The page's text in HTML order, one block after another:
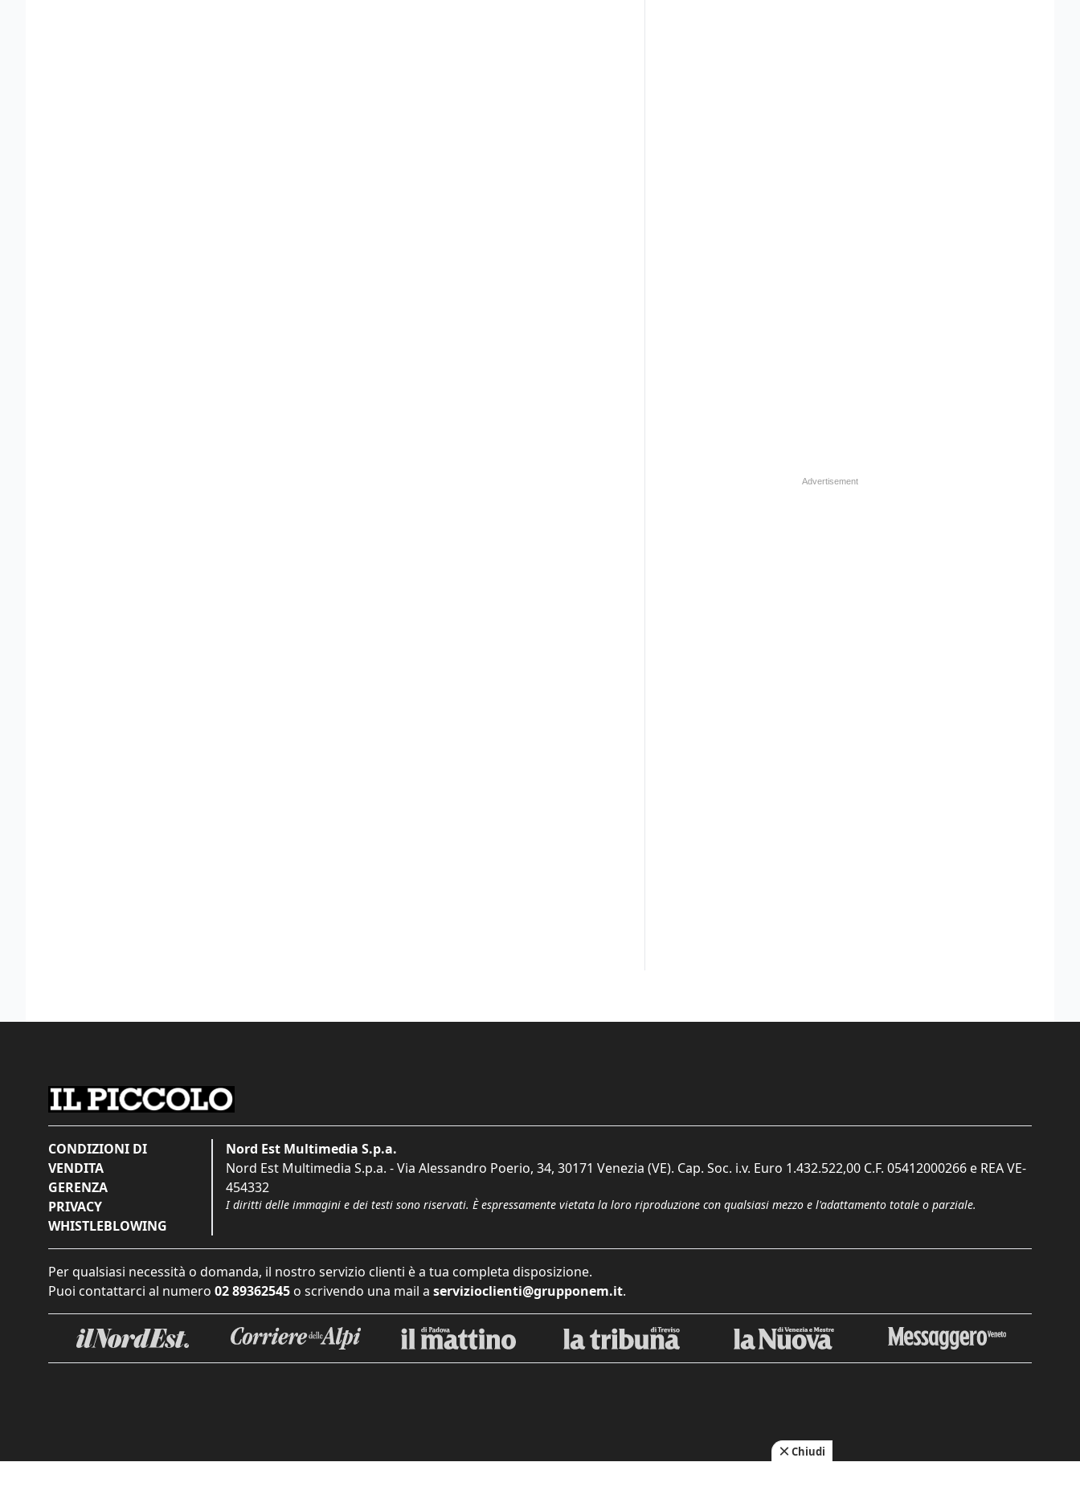
CONDIZIONI DI
VENDITA
GERENZA
PRIVACY
WHISTLEBLOWING
Nord Est Multimedia S.p.a.
Nord Est Multimedia S.p.a. - Via Alessandro Poerio, 34, 30171 Venezia (VE). Cap. Soc. i.v. Euro 1.432.522,00 C.F. 05412000266 e REA VE-
454332
I diritti delle immagini e dei testi sono riservati. È espressamente vietata la loro riproduzione con qualsiasi mezzo e l'adattamento totale o parziale.
Per qualsiasi necessità o domanda, il nostro servizio clienti è a tua completa disposizione.
Puoi contattarci al numero 02 89362545 o scrivendo una mail a servizioclienti@grupponem.it.
Chiudi